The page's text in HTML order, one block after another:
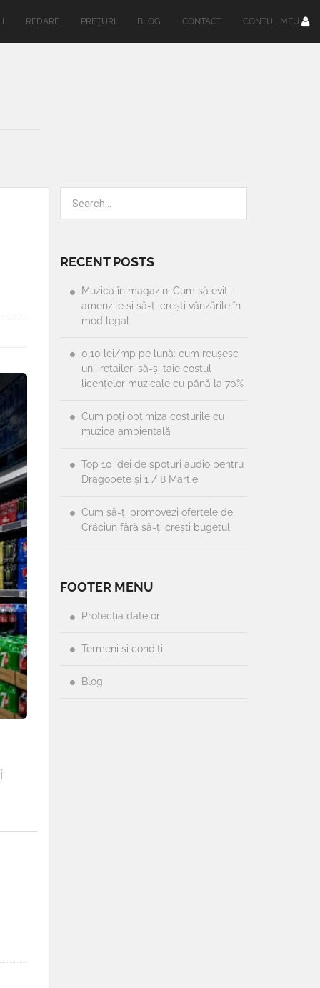
REDARE PREŢURI BLOG CONTACT CONTUL MEU
RECENT POSTS
Muzica în magazin: Cum să eviți
amenzile și să-ți crești vânzările în
mod legal
0,10 lei/mp pe lună: cum reușesc
unii retaileri să-și taie costul
licențelor muzicale cu până la 70%
Cum poți optimiza costurile cu
muzica ambientală
Top 10 idei de spoturi audio pentru
Dragobete și 1 / 8 Martie
Cum să-ți promovezi ofertele de
Crăciun fără să-ți crești bugetul
FOOTER MENU
Protecția datelor
Termeni și condiții
Blog